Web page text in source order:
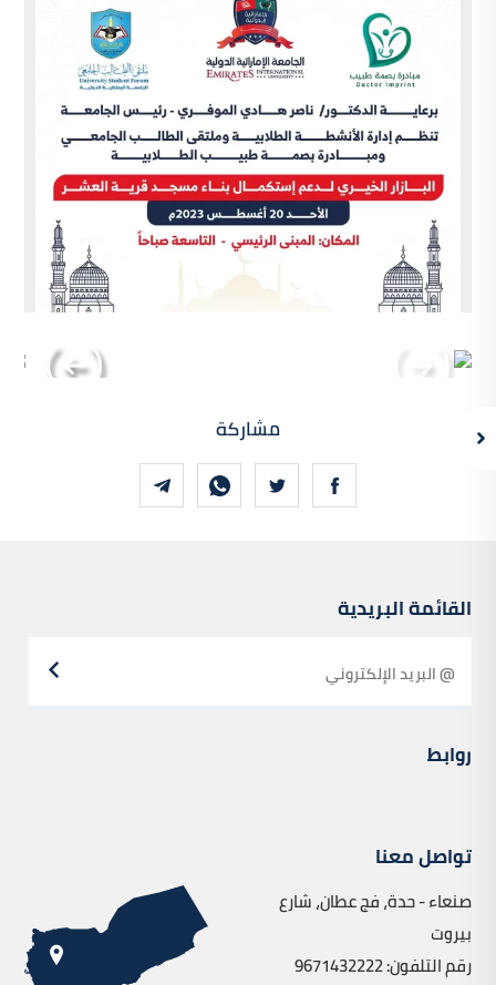
مشاركة
القائمة البريدية
روابط
تواصل معنا
صنعاء - حدة، فج عطان، شارع
بيروت
رقم التلفون: 9671432222